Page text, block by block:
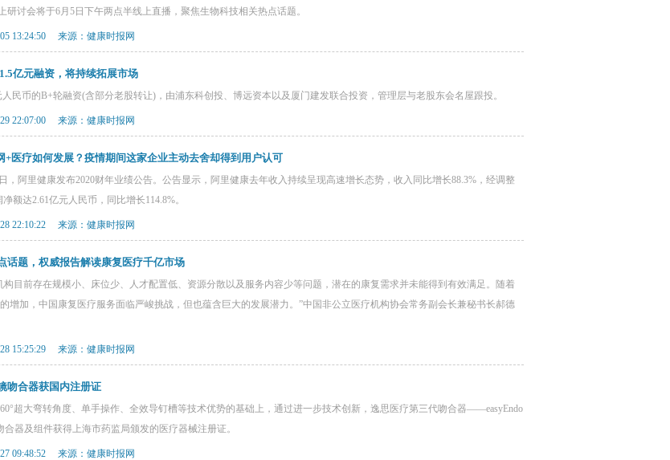
研讨会将于6月5日下午两点半线上直播，聚焦生物科技相关热点话题。
13:24:50 来源：健康时报网
亿元融资，将持续拓展市场
民币的B+轮融资(含部分老股转让)，由浦东科创投、博远资本以及厦门建发联合投资，管理层与老股东会名屋跟投。
22:07:00 来源：健康时报网
+医疗如何发展？疫情期间这家企业主动去舍却得到用户认可
，阿里健康发布2020财年业绩公告。公告显示，阿里健康去年收入持续呈现高速增长态势，收入同比增长88.3%，经调整
净额达2.61亿元人民币，同比增长114.8%。
22:10:22 来源：健康时报网
话题，权威报告解读康复医疗千亿市场
构目前存在规模小、床位少、人才配置低、资源分散以及服务内容少等问题，潜在的康复需求并未能得到有效满足。随着
增加，中国康复医疗服务面临严峻挑战，但也蕴含巨大的发展潜力。”中国非公立医疗机构协会常务副会长兼秘书长郝德
15:25:29 来源：健康时报网
吻合器获国内注册证
超大弯转角度、单手操作、全效导钉槽等技术优势的基础上，通过进一步技术创新，逸思医疗第三代吻合器——easyEndo
合器及组件获得上海市药监局颁发的医疗器械注册证。
09:48:52 来源：健康时报网